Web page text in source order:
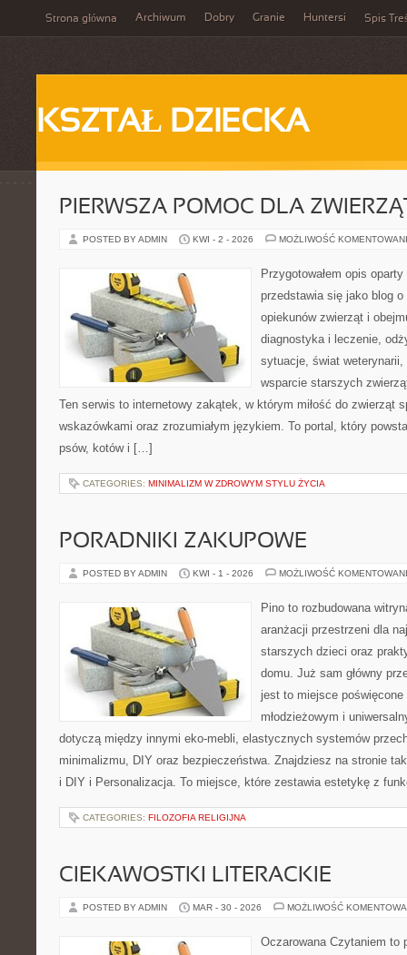
Strona główna Archiwum Dobry Granie Huntersi Spis
KSZTAŁ DZIECKA
PIERWSZA POMOC DLA
POSTED BY ADMIN KWI - 2 - 2026 MOŻLIWOŚĆ
Przygotowałem opis
przedstawia się jako blog
opiekunów zwierząt i
diagnostyka i leczenie,
sytuacje, świat
wsparcie starszych
Ten serwis to internetowy zakątek, w którym miłość do zwierząt
wskazówkami oraz zrozumiałym językiem. To portal, który
psów, kotów i […]
CATEGORIES: MINIMALIZM W ZDROWYM STYLU ŻYCIA
PORADNIKI ZAKUPOWE
POSTED BY ADMIN KWI - 1 - 2026 MOŻLIWOŚĆ
Pino to rozbudowana
aranżacji przestrzeni dla
starszych dzieci oraz
domu. Już sam główny
jest to miejsce
młodzieżowym i
dotyczą między innymi eko-mebli, elastycznych systemów
minimalizmu, DIY oraz bezpieczeństwa. Znajdziesz na stronie
i DIY i Personalizacja. To miejsce, które zestawia estetykę z
CATEGORIES: FILOZOFIA RELIGIJNA
CIEKAWOSTKI LITERACKIE
POSTED BY ADMIN MAR - 30 - 2026 MOŻLIWOŚĆ
Oczarowana Czytaniem to